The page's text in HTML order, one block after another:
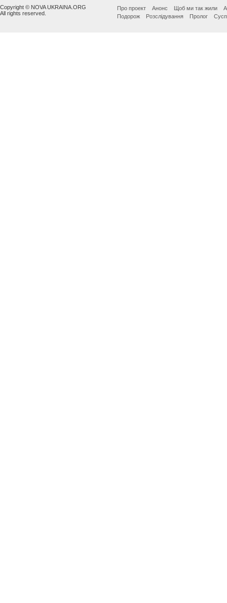
Copyright © NOVA UKRAINA.ORG
All rights reserved.
Про проект Анонс Щоб ми так жили
Подорож
Розслідування Пролог